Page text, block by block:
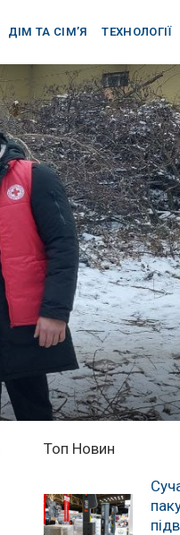
ДІМ ТА СІМ’Я ТЕХНОЛОГІЇ
Топ Новин